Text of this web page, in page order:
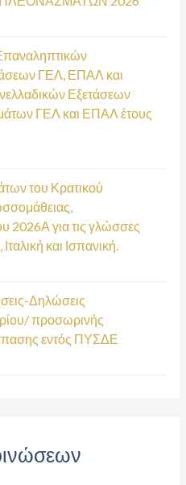
ΓΕΛ, ΕΠΑΛ και
Εξετάσεων
ΓΕΛ και ΕΠΑΛ έτους
του Κρατικού
2026Α για τις γλώσσες
και Ισπανική.
Δηλώσεις
προσωρινής
εντός ΠΥΣΔΕ